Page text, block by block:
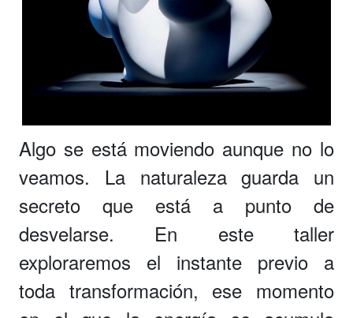
Algo se está moviendo aunque no lo
veamos. La naturaleza guarda un
secreto que está a punto de
desvelarse. En este taller
exploraremos el instante previo a
toda transformación, ese momento